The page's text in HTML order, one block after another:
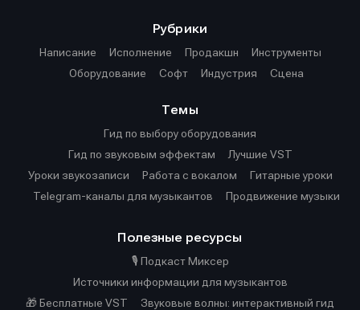
Рубрики
Написание
Исполнение Продакшн
Инструменты
Оборудование
Софт Индустрия Сцена
Темы
Гид по выбору оборудования
Гид по звуковым эффектам
Лучшие VST
Уроки звукозаписи
Работа с вокалом
Гитарные уроки
Telegram-каналы для музыкантов
Продвижение музыки
Полезные ресурсы
🎙️ Подкаст Миксер
Источники информации для музыкантов
🎁 Бесплатные VST
Звуковые волны: интерактивный гид